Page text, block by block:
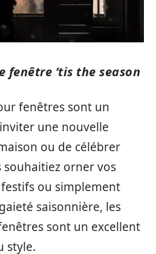
fenêtre ’tis the season
fenêtres sont un
une nouvelle
ou de célébrer
souhaitiez orner vos
ou simplement
saisonnière, les
sont un excellent
style.